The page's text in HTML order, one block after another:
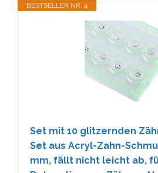
BESTSELLER NR. 4
Set mit 10 glitzernden
Set aus Acryl-Zahn-
mm, fällt nicht leicht ab,